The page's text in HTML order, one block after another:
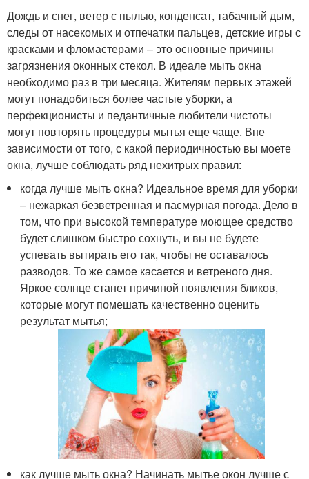
Дождь и снег, ветер с пылью, конденсат, табачный дым,
следы от насекомых и отпечатки пальцев, детские игры с
красками и фломастерами – это основные причины
загрязнения оконных стекол. В идеале мыть окна
необходимо раз в три месяца. Жителям первых этажей
могут понадобиться более частые уборки, а
перфекционисты и педантичные любители чистоты
могут повторять процедуры мытья еще чаще. Вне
зависимости от того, с какой периодичностью вы моете
окна, лучше соблюдать ряд нехитрых правил:
когда лучше мыть окна? Идеальное время для уборки
– нежаркая безветренная и пасмурная погода. Дело в
том, что при высокой температуре моющее средство
будет слишком быстро сохнуть, и вы не будете
успевать вытирать его так, чтобы не оставалось
разводов. То же самое касается и ветреного дня.
Яркое солнце станет причиной появления бликов,
которые могут помешать качественно оценить
результат мытья;
как лучше мыть окна? Начинать мытье окон лучше с